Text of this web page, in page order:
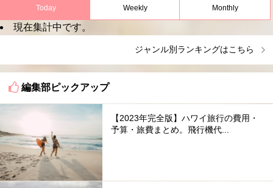
Today Weekly Monthly
現在集計中です。
ジャンル別ランキングはこちら
編集部ピックアップ
【2023年完全版】ハワイ旅行の費用・
予算・旅費まとめ。飛行機代...